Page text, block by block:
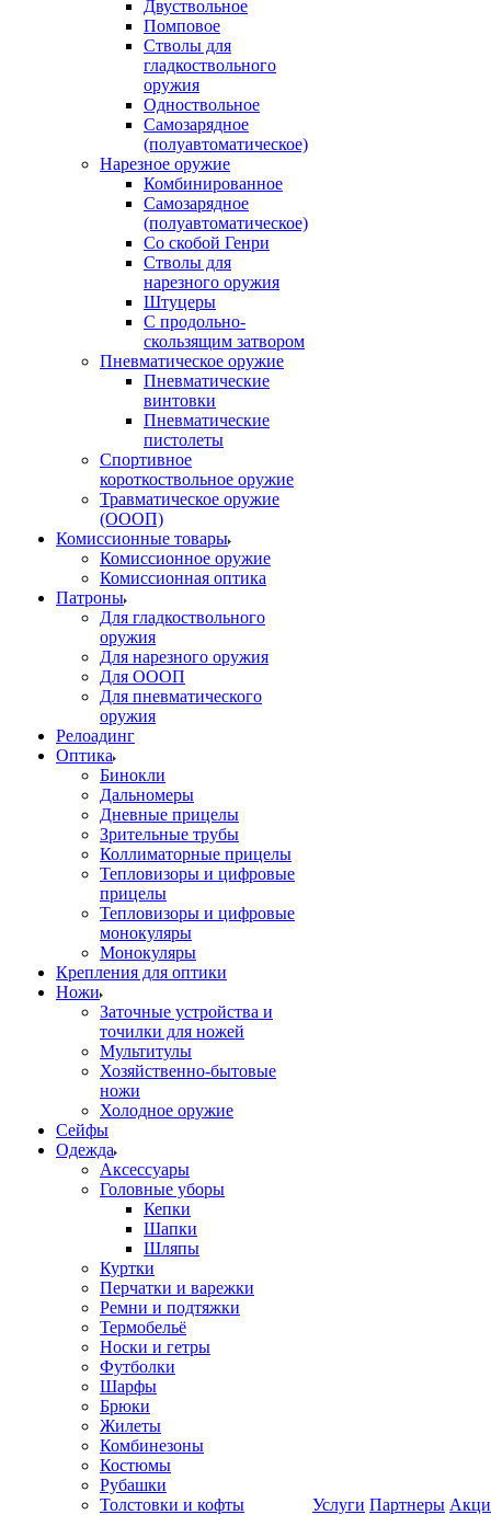
Двуствольное
Помповое
Стволы для
гладкоствольного
оружия
Одноствольное
Самозарядное
(полуавтоматическое)
Нарезное оружие
Комбинированное
Самозарядное
(полуавтоматическое)
Со скобой Генри
Стволы для
нарезного оружия
Штуцеры
С продольно-
скользящим затвором
Пневматическое оружие
Пневматические
винтовки
Пневматические
пистолеты
Спортивное
короткоствольное оружие
Травматическое оружие
(ОООП)
Комиссионные товары
Комиссионное оружие
Комиссионная оптика
Патроны
Для гладкоствольного
оружия
Для нарезного оружия
Для ОООП
Для пневматического
оружия
Релоадинг
Оптика
Бинокли
Дальномеры
Дневные прицелы
Зрительные трубы
Коллиматорные прицелы
Тепловизоры и цифровые
прицелы
Тепловизоры и цифровые
монокуляры
Монокуляры
Крепления для оптики
Ножи
Заточные устройства и
точилки для ножей
Мультитулы
Хозяйственно-бытовые
ножи
Холодное оружие
Сейфы
Одежда
Аксессуары
Головные уборы
Кепки
Шапки
Шляпы
Куртки
Перчатки и варежки
Ремни и подтяжки
Термобельё
Носки и гетры
Футболки
Шарфы
Брюки
Жилеты
Комбинезоны
Костюмы
Рубашки
Толстовки и кофты
Услуги Партнеры